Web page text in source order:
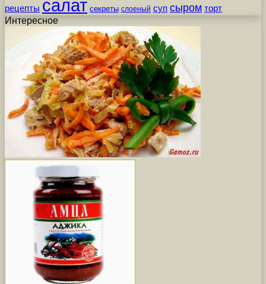
рецепты салат секреты слоеный суп сыром торт
Интересное